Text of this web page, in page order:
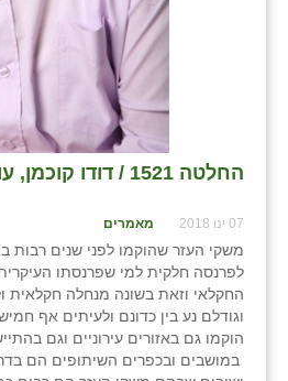
החלטה 1521 / דודו קוכמן, עו״ד
07 ינו 2018 מאמרים
משקי העזר שהוקמו לפני שנים רבות
לפרנסה חלקית למי שפרנסתו
החקלאי וזאת בשונה מנחלה חקלאית
וגודלם נע בין כדונם ולעיתים אף
הוקמו גם באזורים עירוניים וגם
במושבים ובכפרים השיתופים הם